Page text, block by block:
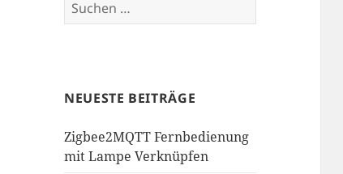
nach:
NEUESTE BEITRÄGE
Zigbee2MQTT Fernbedienung
mit Lampe Verknüpfen